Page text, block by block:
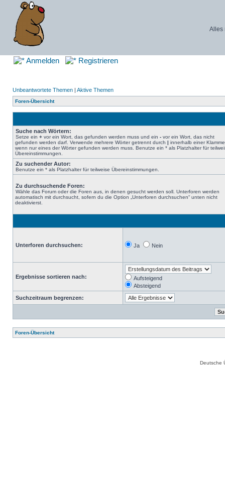
Alles
Anmelden Registrieren
Unbeantwortete Themen | Aktive Themen
Foren-Übersicht
Suche nach Wörtern:
Setze ein + vor ein Wort, das gefunden werden muss und ein - vor ein Wort, das nicht
gefunden werden darf. Verwende mehrere Wörter getrennt durch | innerhalb einer
wenn nur eines der Wörter gefunden werden muss. Benutze ein * als Platzhalter für
Übereinstimmungen.
Zu suchender Autor:
Benutze ein * als Platzhalter für teilweise Übereinstimmungen.
Zu durchsuchende Foren:
Wähle das Forum oder die Foren aus, in denen gesucht werden soll. Unterforen werden
automatisch mit durchsucht, sofern du die Option „Unterforen durchsuchen“ unten nicht
deaktivierst.
Unterforen durchsuchen: Ja Nein
Ergebnisse sortieren nach:
Aufsteigend
Absteigend
Suchzeitraum begrenzen:
Foren-Übersicht
Deutsche